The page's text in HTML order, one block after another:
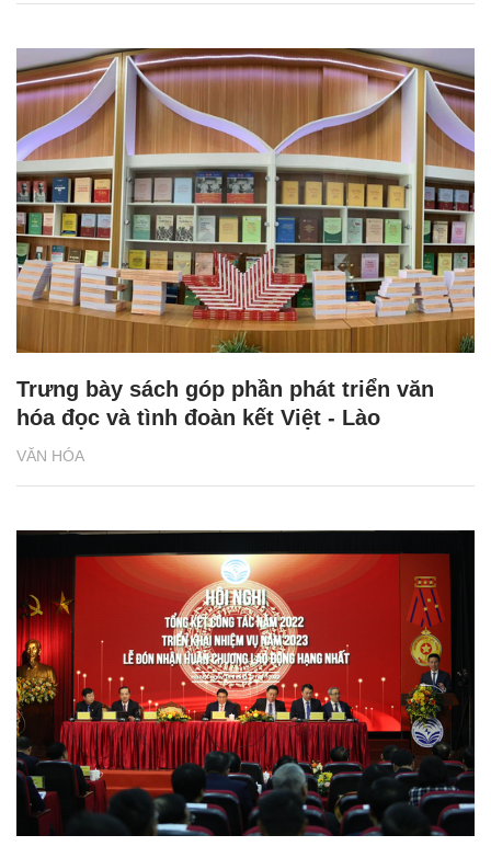
VĂN HÓA
Trưng bày sách góp phần phát triển văn
hóa đọc và tình đoàn kết Việt - Lào